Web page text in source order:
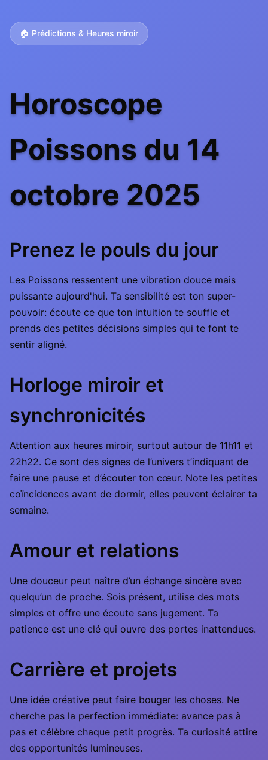
🏠 Prédictions & Heures miroir
Horoscope
Poissons du 14
octobre 2025
Prenez le pouls du jour
Les Poissons ressentent une vibration douce mais
puissante aujourd'hui. Ta sensibilité est ton super-
pouvoir: écoute ce que ton intuition te souffle et
prends des petites décisions simples qui te font te
sentir aligné.
Horloge miroir et
synchronicités
Attention aux heures miroir, surtout autour de 11h11 et
22h22. Ce sont des signes de l’univers t’indiquant de
faire une pause et d’écouter ton cœur. Note les petites
coïncidences avant de dormir, elles peuvent éclairer ta
semaine.
Amour et relations
Une douceur peut naître d’un échange sincère avec
quelqu’un de proche. Sois présent, utilise des mots
simples et offre une écoute sans jugement. Ta
patience est une clé qui ouvre des portes inattendues.
Carrière et projets
Une idée créative peut faire bouger les choses. Ne
cherche pas la perfection immédiate: avance pas à
pas et célèbre chaque petit progrès. Ta curiosité attire
des opportunités lumineuses.